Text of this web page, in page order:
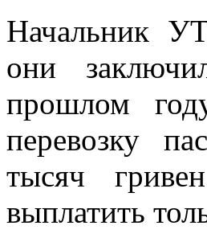
Начальник
они
прошлом
перевозку
тысяч
выплатить